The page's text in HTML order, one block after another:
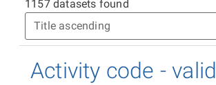
1157 datasets found
Activity code - valid